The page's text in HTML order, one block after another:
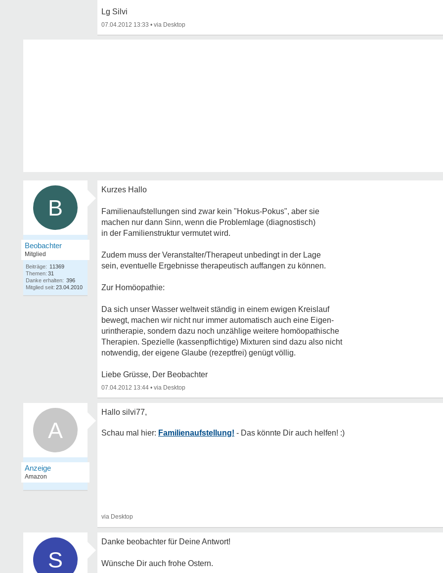
Lg Silvi
07.04.2012 13:33 •
B
Beobachter
Mitglied
Beiträge: 11369
Themen: 31
Danke erhalten: 396
Mitglied seit: 23.04.2010
Kurzes Hallo
Familienaufstellungen sind zwar kein "Hokus-Pokus", aber sie
machen nur dann Sinn, wenn die Problemlage (diagnostisch)
in der Familienstruktur vermutet wird.
Zudem muss der Veranstalter/Therapeut unbedingt in der Lage
sein, eventuelle Ergebnisse therapeutisch auffangen zu können.
Zur Homöopathie:
Da sich unser Wasser weltweit ständig in einem ewigen Kreislauf
bewegt, machen wir nicht nur immer automatisch auch eine Eigen-
urintherapie, sondern dazu noch unzählige weitere homöopathische
Therapien. Spezielle (kassenpflichtige) Mixturen sind dazu also nicht
notwendig, der eigene Glaube (rezeptfrei) genügt völlig.
Liebe Grüsse, Der Beobachter
07.04.2012 13:44 •
A Familienaufstellung!
S
Danke beobachter für Deine Antwort!
Wünsche Dir auch frohe Ostern.